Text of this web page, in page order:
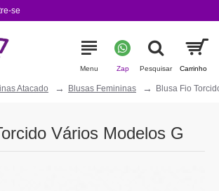
se
Atacado Blusas Femininas Blusa Fio
Vários Modelos G